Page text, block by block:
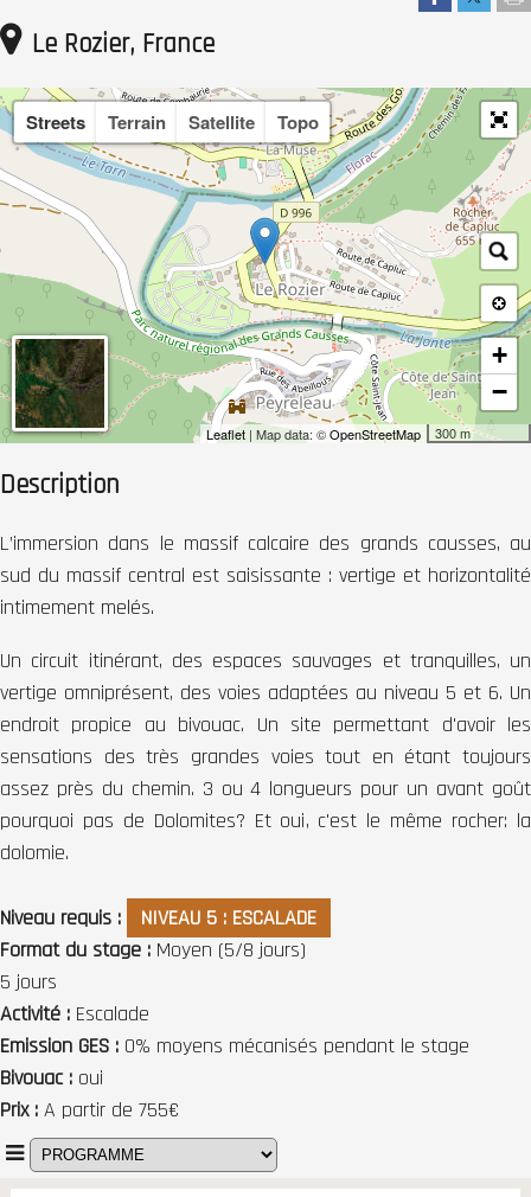
Le Rozier, France
Streets Terrain Satellite Topo
+
−
300 m
Leaflet | Map data: ©OpenStreetMap
Description
L’immersion dans le massif calcaire des grands causses, au
sud du massif central est saisissante : vertige et horizontalité
intimement melés.
Un circuit itinérant, des espaces sauvages et tranquilles, un
vertige omniprésent, des voies adaptées au niveau 5 et 6. Un
endroit propice au bivouac. Un site permettant d'avoir les
sensations des très grandes voies tout en étant toujours
assez près du chemin. 3 ou 4 longueurs pour un avant goût
pourquoi pas de Dolomites? Et oui, c'est le même rocher: la
dolomie.
Niveau requis
NIVEAU 5 : ESCALADE
Format du stage
Moyen (5/8 jours)
5 jours
Activité
Escalade
Emission GES
0% moyens mécanisés pendant le stage
Bivouac
oui
Prix A partir de 755€